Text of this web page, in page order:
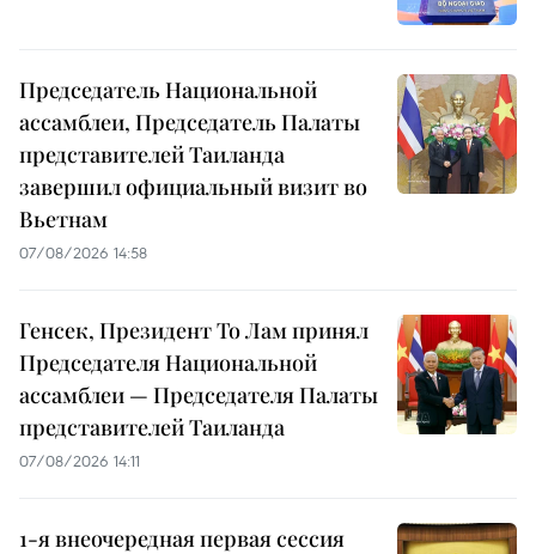
Председатель Национальной
ассамблеи, Председатель Палаты
представителей Таиланда
завершил официальный визит во
Вьетнам
07/08/2026 14:58
Генсек, Президент То Лам принял
Председателя Национальной
ассамблеи — Председателя Палаты
представителей Таиланда
07/08/2026 14:11
1-я внеочередная первая сессия